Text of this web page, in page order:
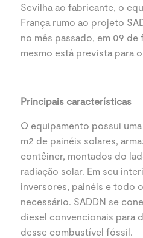
Sevilha ao fabricante, o
França rumo ao projeto
no mês passado, em 09
mesmo está prevista para
Principais características
O equipamento possui
m2 de painéis solares,
contêiner, montados do
radiação solar. Em seu
inversores, painéis e todo
necessário. SADDN se
diesel convencionais para
desse combustível fóssil.